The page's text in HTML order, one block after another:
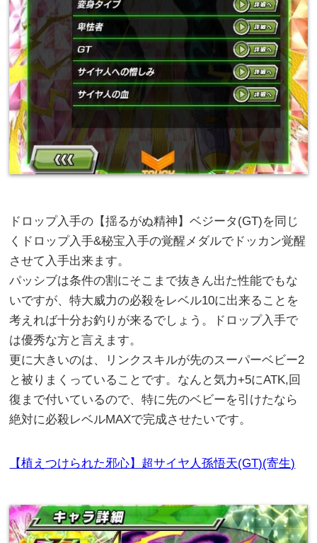
ドロップ入手の【揺るがぬ精神】ベジータ(GT)を同じ
くドロップ入手&秘宝入手の覚醒メダルでドッカン覚醒
させて入手出来ます。
パッシブは条件の割にそこまで抜きん出た性能でもな
いですが、特大威力の必殺をレベル10に出来ることを
考えれば十分お釣りが来るでしょう。ドロップ入手で
は優秀な方と言えます。
更に大きいのは、リンクスキルが先のスーパーベビー2
と被りまくっていることです。なんと気力+5にATK,回
復まで付いているので、特に先のベビーを引けたなら
絶対に必殺レベルMAXで完成させたいです。
【植えつけられた邪心】超サイヤ人孫悟天(GT)(寄生)